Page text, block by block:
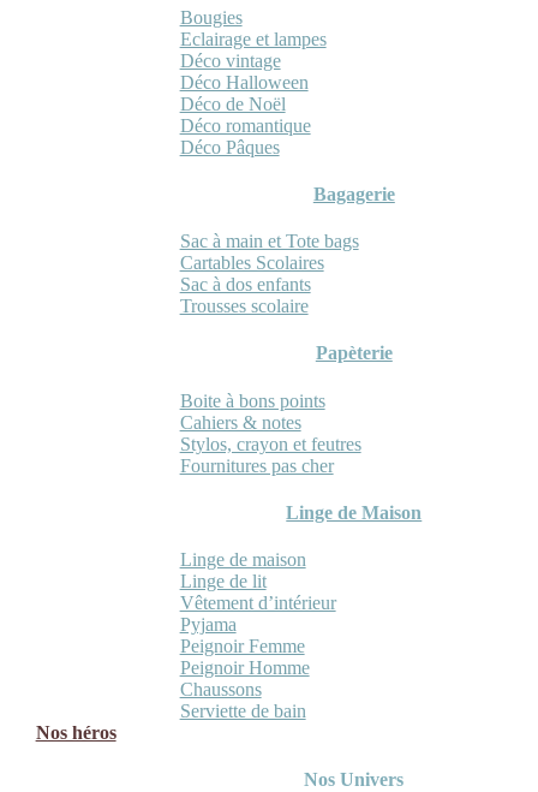
Bougies
Eclairage et lampes
Déco vintage
Déco Halloween
Déco de Noël
Déco romantique
Déco Pâques
Bagagerie
Sac à main et Tote bags
Cartables Scolaires
Sac à dos enfants
Trousses scolaire
Papèterie
Boite à bons points
Cahiers & notes
Stylos, crayon et feutres
Fournitures pas cher
Linge de Maison
Linge de maison
Linge de lit
Vêtement d’intérieur
Pyjama
Peignoir Femme
Peignoir Homme
Chaussons
Serviette de bain
Nos héros
Nos Univers